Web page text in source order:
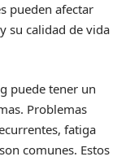
pueden afectar
su calidad de vida
puede tener un
Problemas
fatiga
comunes. Estos